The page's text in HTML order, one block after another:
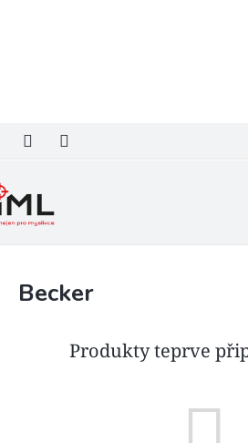
Becker
Produkty teprve